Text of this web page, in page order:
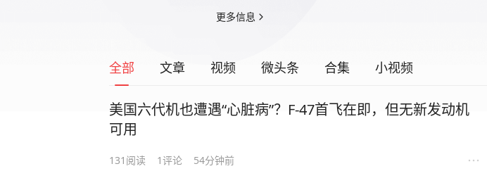
更多信息
全部 文章 视频 微头条 合集 小视频
美国六代机也遭遇“心脏病”？F-47首飞在即，但无新发动机
可用
131 阅读 1评论 54分钟前